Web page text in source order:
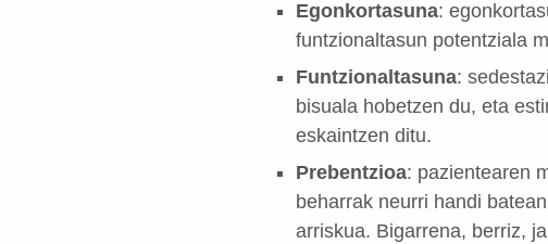
Egonkortasuna:
funtzionaltasun potentziala
Funtzionaltasuna:
bisuala hobetzen du, eta
eskaintzen ditu.
Prebentzioa: pazientearen
beharrak neurri handi
arriskua. Bigarrena, berriz,